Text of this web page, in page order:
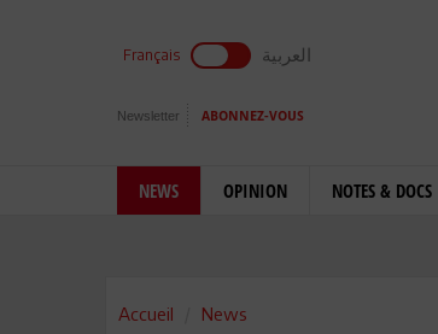
Français العربية
Newsletter ABONNEZ-VOUS
NEWS OPINION NOTES & DOCS
Accueil News